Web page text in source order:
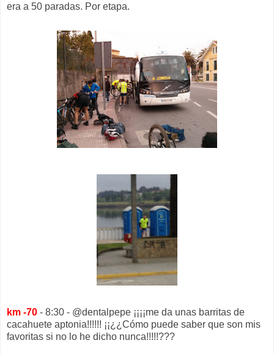
era a 50 paradas. Por etapa.
km -70 - 8:30 - @dentalpepe ¡¡¡¡me da unas barritas de
cacahuete aptonia!!!!!! ¡¡¿¿Cómo puede saber que son mis
favoritas si no lo he dicho nunca!!!!!???